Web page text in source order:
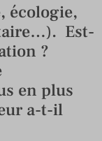
écologie,
Est-
?
en plus
a-t-il